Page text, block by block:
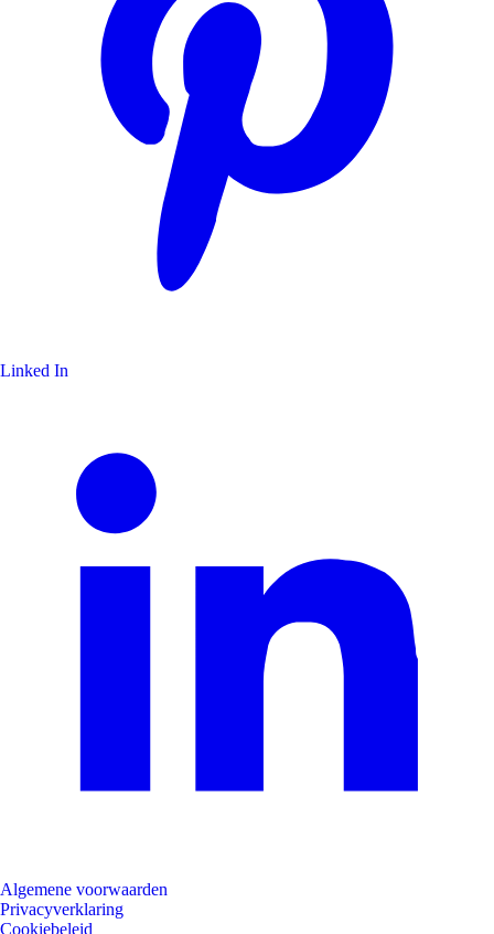
Linked In
Algemene voorwaarden
Privacyverklaring
Cookiebeleid